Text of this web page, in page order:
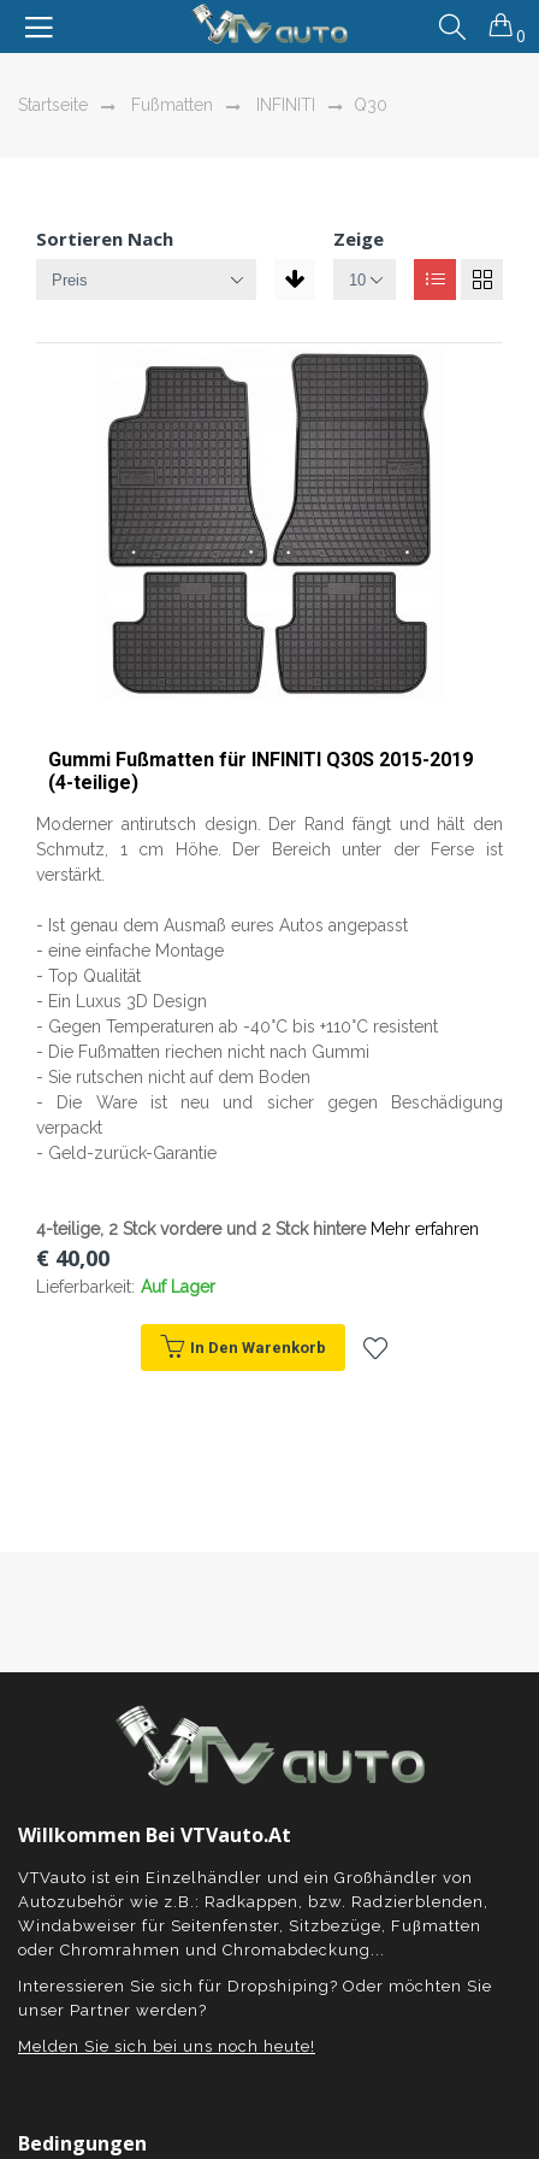
0
Startseite Fußmatten INFINITI Q30
Sortieren Nach Zeige
Gummi Fußmatten für INFINITI Q30S 2015-2019
(4-teilige)
Moderner antirutsch design. Der Rand fängt und hält den
Schmutz, 1 cm Höhe. Der Bereich unter der Ferse ist
verstärkt.
- Ist genau dem Ausmaß eures Autos angepasst
- eine einfache Montage
- Top Qualität
- Ein Luxus 3D Design
- Gegen Temperaturen ab -40°C bis +110°C resistent
- Die Fußmatten riechen nicht nach Gummi
- Sie rutschen nicht auf dem Boden
- Die Ware ist neu und sicher gegen Beschädigung
verpackt
- Geld-zurück-Garantie
4-teilige, 2 Stck vordere und 2 Stck hintere Mehr erfahren
€ 40,00
Lieferbarkeit: Auf Lager
In Den Warenkorb
Willkommen Bei VTVauto.at
VTVauto ist ein Einzelhändler und ein Großhändler von
Autozubehör wie z.B.: Radkappen, bzw. Radzierblenden,
Windabweiser für Seitenfenster, Sitzbezüge, Fuβmatten
oder Chromrahmen und Chromabdeckung...
Interessieren Sie sich für Dropshiping? Oder möchten Sie
unser Partner werden?
Melden Sie sich bei uns noch heute!
Bedingungen